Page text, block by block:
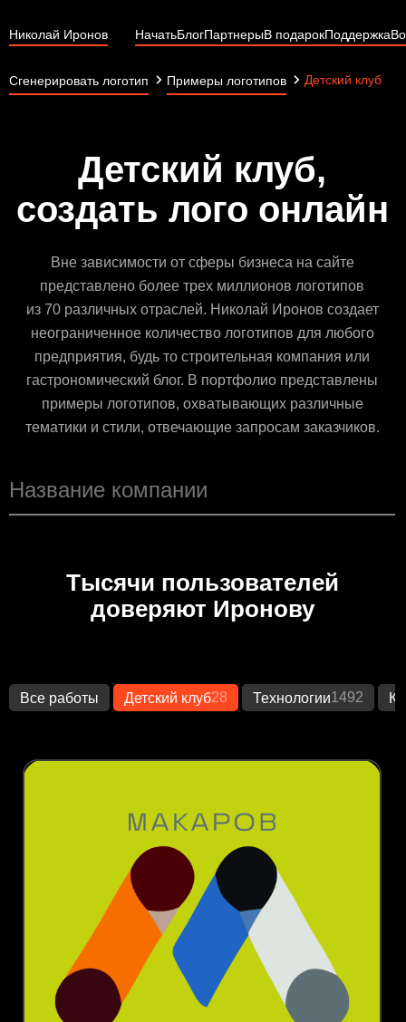
Николай Иронов НачатьБлогПартнерыВ подарокПоддержка
Сгенерировать логотип Примеры логотипов Детский клуб
Детский клуб,
создать лого онлайн
Вне зависимости от сферы бизнеса на сайте
представлено более трех миллионов логотипов
из 70 различных отраслей. Николай Иронов создает
неограниченное количество логотипов для любого
предприятия, будь то строительная компания или
гастрономический блог. В портфолио представлены
примеры логотипов, охватывающих различные
тематики и стили, отвечающие запросам заказчиков.
Тысячи пользователей
доверяют Иронову
Все работы Детский клуб28 Технологии1492